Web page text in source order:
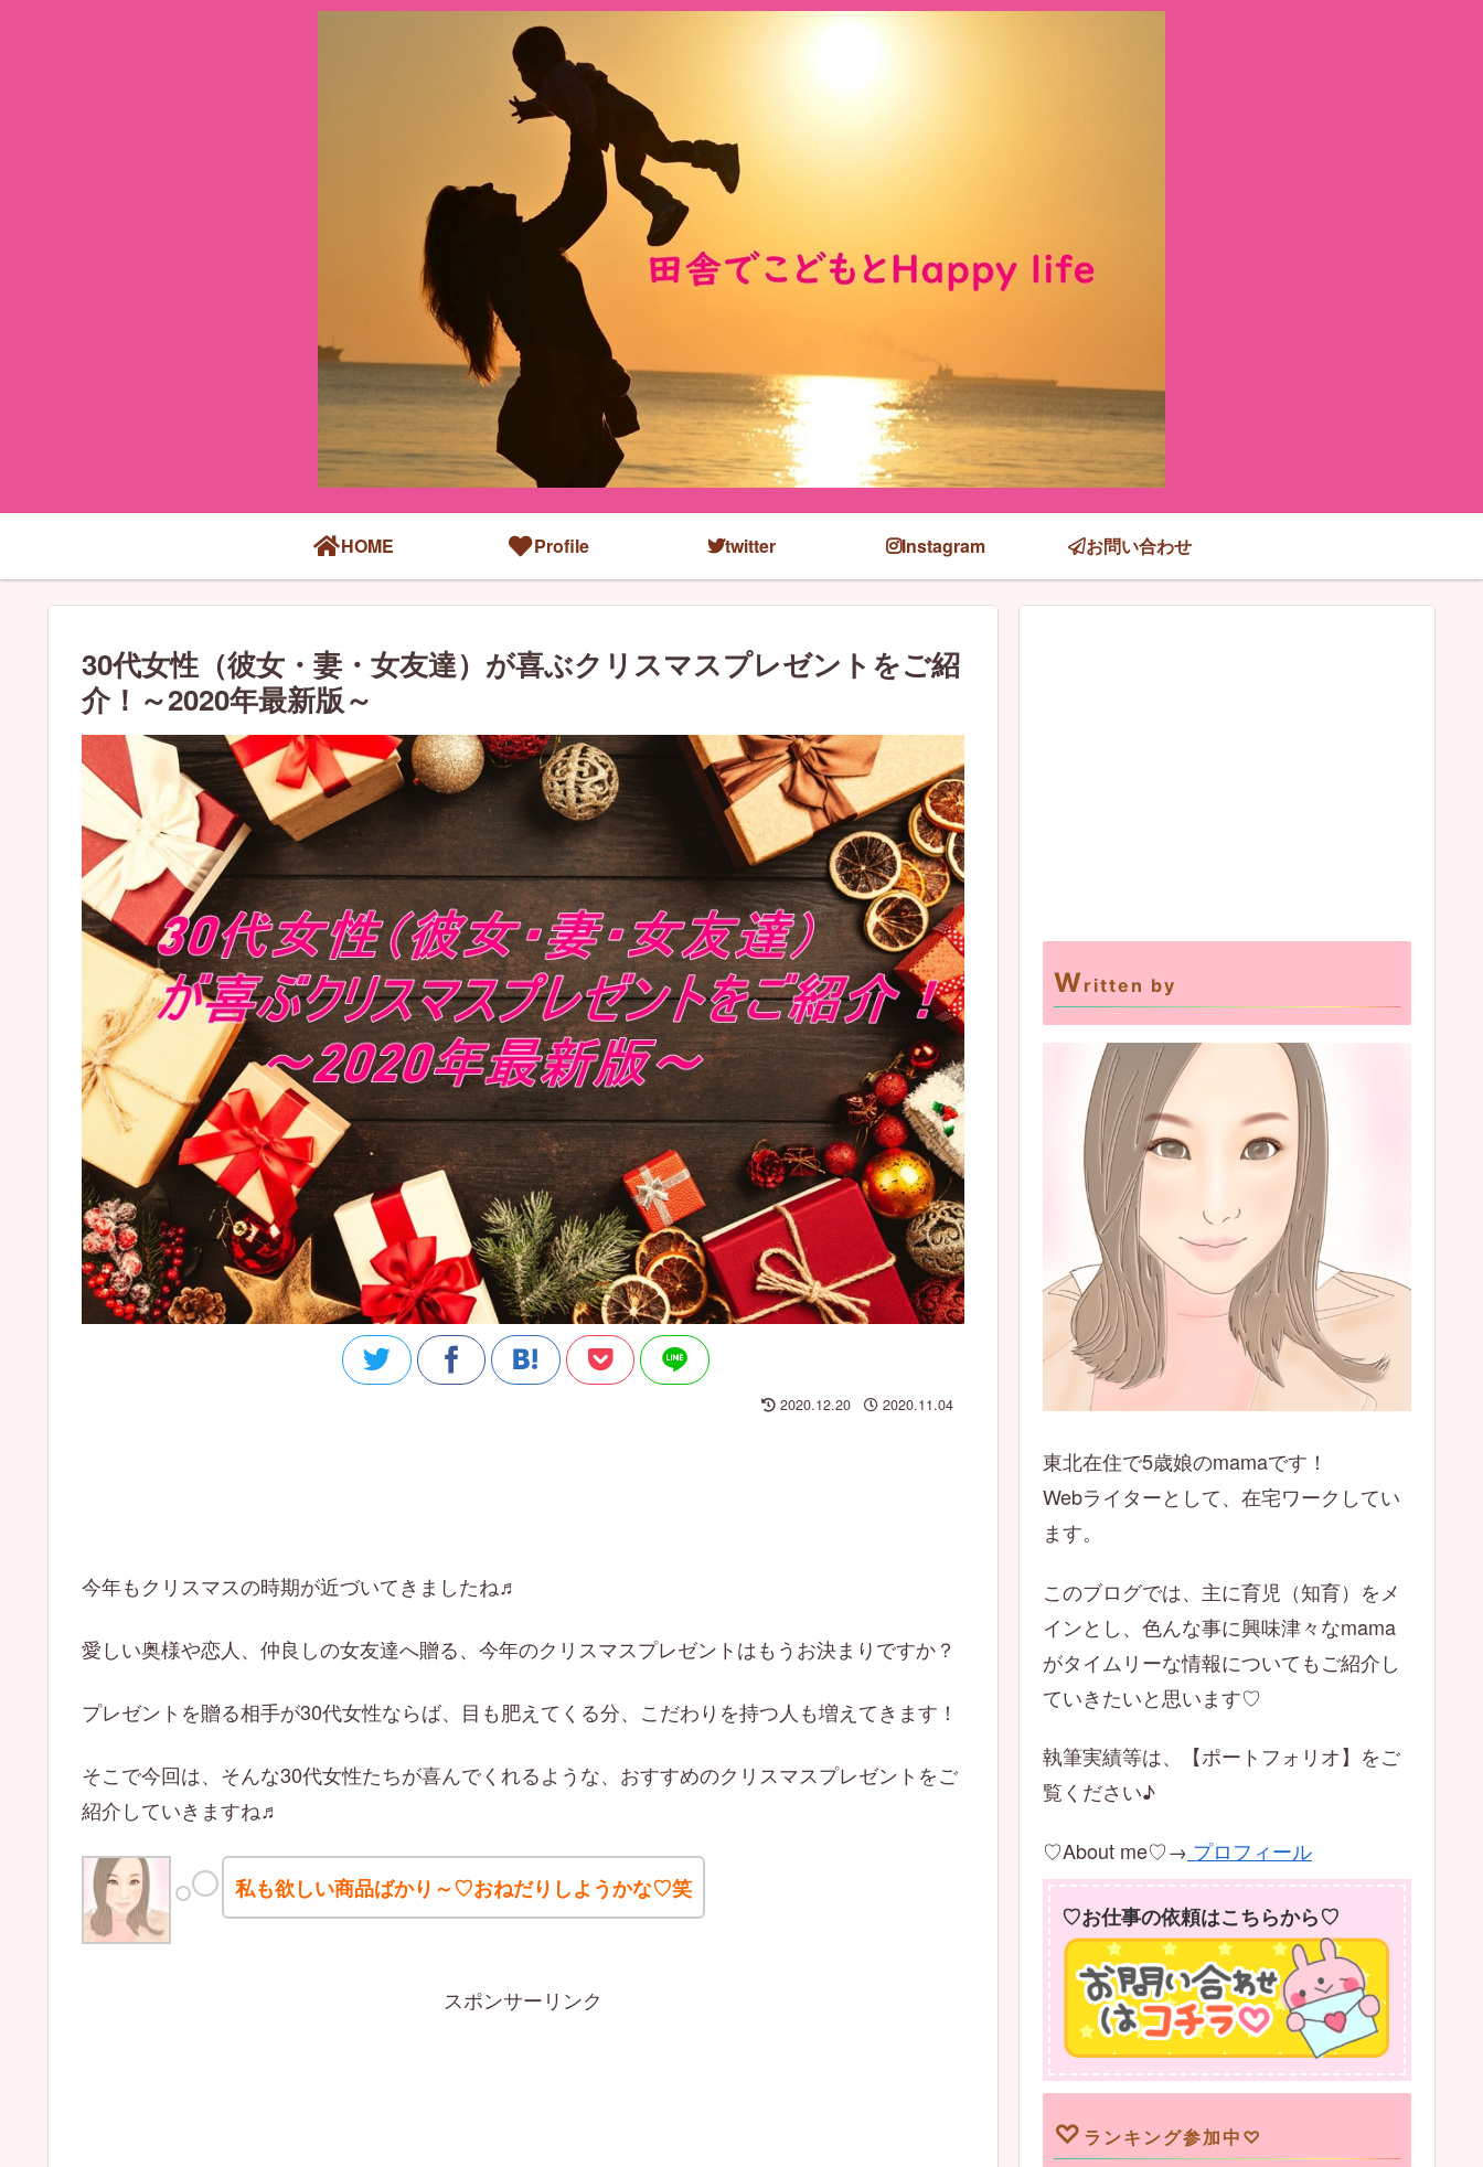
HOME Profile twitter Instagram お問い合わせ
30代女性（彼女・妻・女友達）が喜ぶクリスマスプレゼントをご紹
介！～2020年最新版～
2020.12.20 2020.11.04
今年もクリスマスの時期が近づいてきましたね♬
愛しい奥様や恋人、仲良しの女友達へ贈る、今年のクリスマスプレゼントはもうお決まりですか？
プレゼントを贈る相手が30代女性ならば、目も肥えてくる分、こだわりを持つ人も増えてきます！
そこで今回は、そんな30代女性たちが喜んでくれるような、おすすめのクリスマスプレゼントをご
紹介していきますね♬
私も欲しい商品ばかり～♡おねだりしようかな♡笑
スポンサーリンク
Written by
東北在住で5歳娘のmamaです！
Webライターとして、在宅ワークしてい
ます。
このブログでは、主に育児（知育）をメ
インとし、色んな事に興味津々なmama
がタイムリーな情報についてもご紹介し
ていきたいと思います♡
執筆実績等は、【ポートフォリオ】をご
覧ください♪
♡About me♡→ プロフィール
♡お仕事の依頼はこちらから♡
♡ ランキング参加中♡